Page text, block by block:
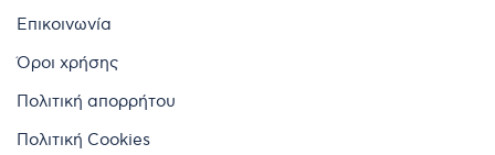
Επικοινωνία
Όροι χρήσης
Πολιτική απορρήτου
Πολιτική Cookies